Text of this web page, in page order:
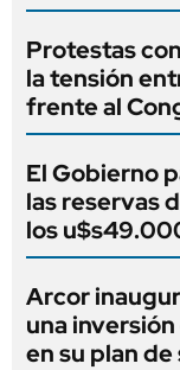
Protestas
la tensión
frente al
El Gobierno
las reservas
los
Arcor
una
en su plan